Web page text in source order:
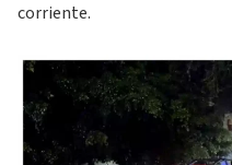
corriente.